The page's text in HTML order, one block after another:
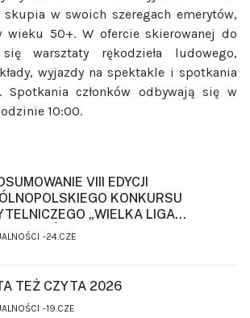
w swoich szeregach emerytów,
wieku 50+. W ofercie skierowanej do
warsztaty rękodzieła ludowego,
wyjazdy na spektakle i spotkania
Spotkania członków odbywają się w
10:00.
VIII EDYCJI
KONKURSU
„WIELKA LIGA
24.CZE
TEŻ CZYTA 2026
19.CZE